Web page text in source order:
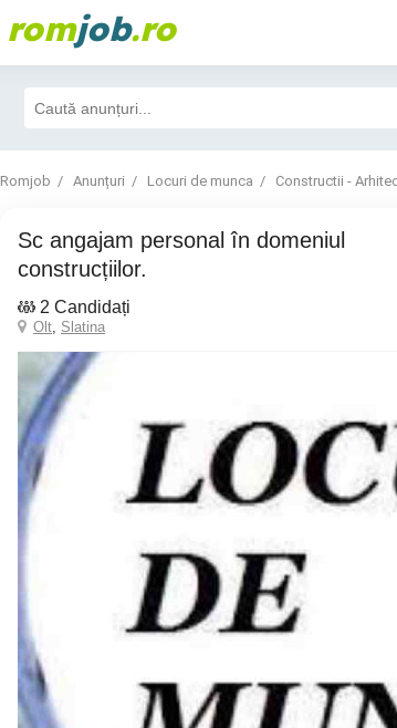
romjob.ro
Romjob Anunțuri Locuri de munca Constructii -
Sc angajam personal în domeniul
construcțiilor.
2 Candidați
Olt, Slatina